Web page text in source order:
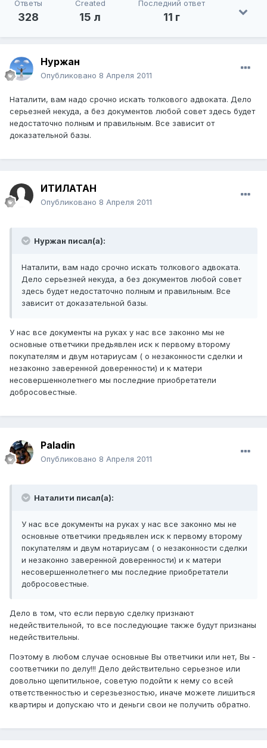
Ответы
328
Created
15 л
Последний ответ
11 г
Нуржан
Опубликовано 8 Апреля 2011
Наталити, вам надо срочно искать толкового адвоката. Дело
серьезней некуда, а без документов любой совет здесь будет
недостаточно полным и правильным. Все зависит от
доказательной базы.
ИТИЛАТАН
Опубликовано 8 Апреля 2011
Нуржан писал(а):
Наталити, вам надо срочно искать толкового адвоката.
Дело серьезней некуда, а без документов любой совет
здесь будет недостаточно полным и правильным. Все
зависит от доказательной базы.
У нас все документы на руках у нас все законно мы не
основные ответчики предьявлен иск к первому второму
покупателям и двум нотариусам ( о незаконности сделки и
незаконно заверенной доверенности) и к матери
несовершеннолетнего мы последние приобретатели
добросовестные.
Paladin
Опубликовано 8 Апреля 2011
Наталити писал(а):
У нас все документы на руках у нас все законно мы не
основные ответчики предьявлен иск к первому второму
покупателям и двум нотариусам ( о незаконности сделки
и незаконно заверенной доверенности) и к матери
несовершеннолетнего мы последние приобретатели
добросовестные.
Дело в том, что если первую сделку признают
недействительной, то все последующие также будут признаны
недействительны.
Поэтому в любом случае основные Вы ответчики или нет, Вы -
соответчики по делу!!! Дело действительно серьезное или
довольно щепитильное, советую подойти к нему со всей
ответственностью и серезьезностью, иначе можете лишиться
квартиры и допускаю что и деньги свои не получить обратно.